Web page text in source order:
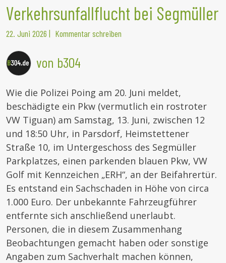
Verkehrsunfallflucht bei Segmüller
22. Juni 2026 | Kommentar schreiben
von b304
Wie die Polizei Poing am 20. Juni meldet,
beschädigte ein Pkw (vermutlich ein rostroter
VW Tiguan) am Samstag, 13. Juni, zwischen 12
und 18:50 Uhr, in Parsdorf, Heimstettener
Straße 10, im Untergeschoss des Segmüller
Parkplatzes, einen parkenden blauen Pkw, VW
Golf mit Kennzeichen „ERH“, an der Beifahrertür.
Es entstand ein Sachschaden in Höhe von circa
1.000 Euro. Der unbekannte Fahrzeugführer
entfernte sich anschließend unerlaubt.
Personen, die in diesem Zusammenhang
Beobachtungen gemacht haben oder sonstige
Angaben zum Sachverhalt machen können,